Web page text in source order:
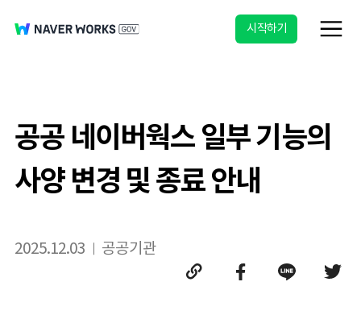
시작하기
공공 네이버웍스 일부 기능의
사양 변경 및 종료 안내
2025.12.03 공공기관